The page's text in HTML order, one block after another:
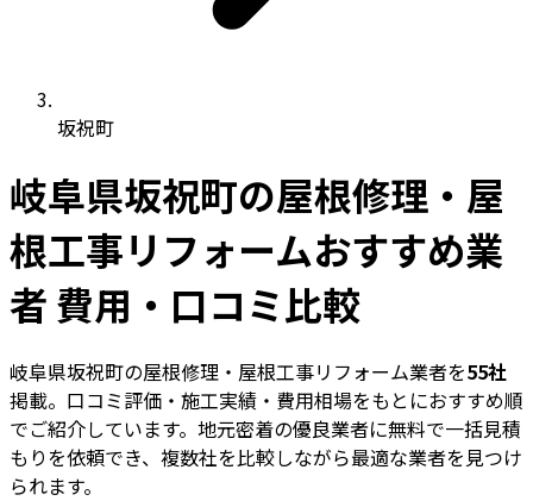
坂祝町
岐阜県坂祝町の屋根修理・屋
根工事リフォームおすすめ業
者 費用・口コミ比較
岐阜県坂祝町の屋根修理・屋根工事リフォーム業者を55社
掲載。口コミ評価・施工実績・費用相場をもとにおすすめ順
でご紹介しています。地元密着の優良業者に無料で一括見積
もりを依頼でき、複数社を比較しながら最適な業者を見つけ
られます。